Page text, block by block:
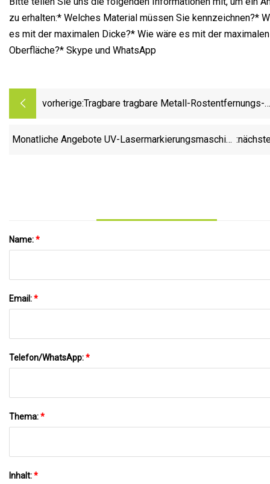
zu erhalten:* Welches Material müssen Sie kennzeichnen?*
es mit der maximalen Dicke?* Wie wäre es mit der maximalen
Oberfläche?* Skype und WhatsApp
vorherige:Tragbare tragbare Metall-Rostentfernungs-
W, 2000 W Laserquelle für Rostfarbe
Monatliche Angebote UV-Lasermarkierungsmaschine
Name:*
Email:*
Telefon/WhatsApp:*
Thema:*
Inhalt:*